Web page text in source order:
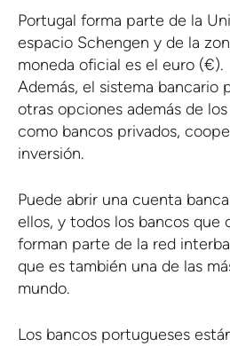
Portugal forma parte de la
espacio Schengen y de la
moneda oficial es el euro (€).
Además, el sistema bancario
otras opciones además de
como bancos privados,
inversión.
Puede abrir una cuenta
ellos, y todos los bancos que
forman parte de la red
que es también una de las
mundo.
Los bancos portugueses